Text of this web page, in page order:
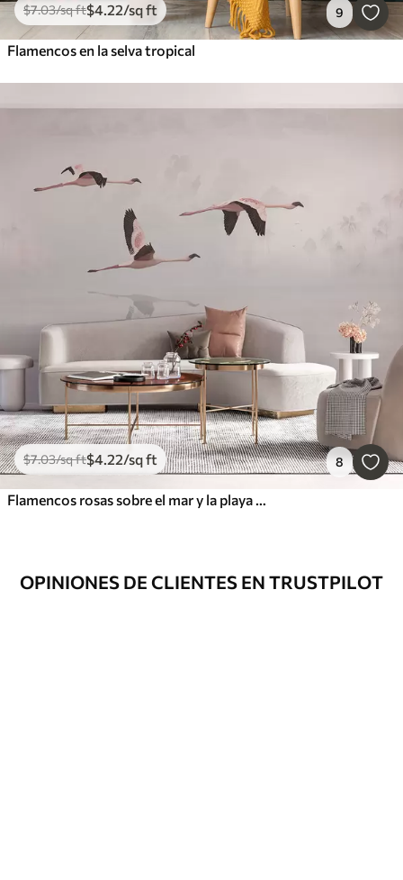
$7.03/sq ft$4.22/sq ft 9
Flamencos en la selva tropical
$7.03/sq ft$4.22/sq ft 8
Flamencos rosas sobre el mar y la playa de la selva tropical
OPINIONES DE CLIENTES EN TRUSTPILOT